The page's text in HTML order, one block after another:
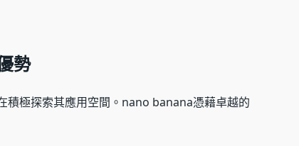
勢
積極探索其應用空間。nano banana憑藉卓越的